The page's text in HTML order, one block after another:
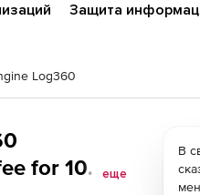
Защита
Log360
for 10
еще
В